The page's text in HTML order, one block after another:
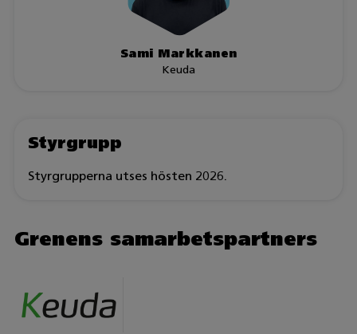
Sami Markkanen
Keuda
Styrgrupp
Styrgrupperna utses hösten 2026.
Grenens samarbetspartners